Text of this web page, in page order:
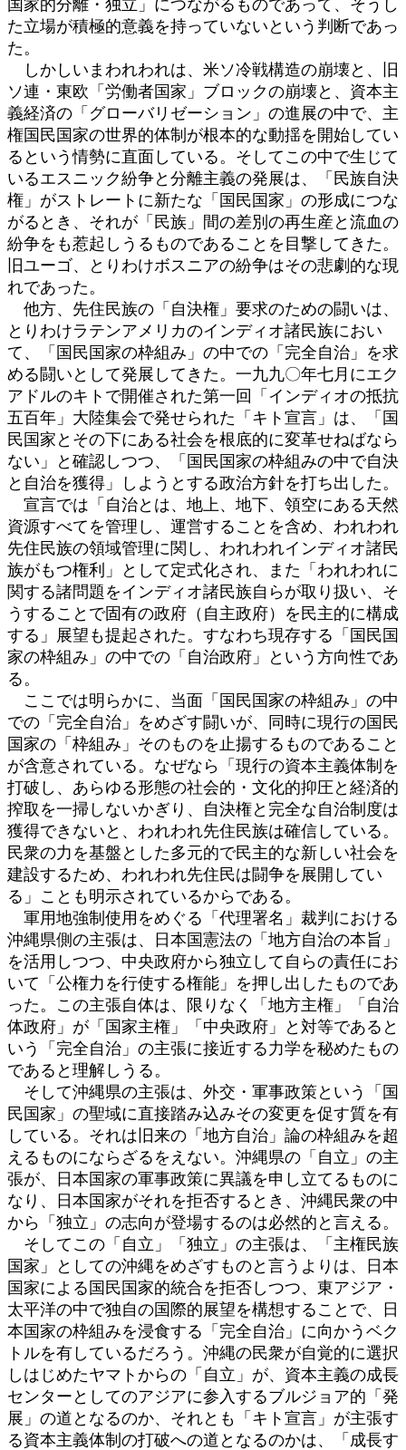
国家的分離・独立」につながるものであって、そうし
た立場が積極的意義を持っていないという判断であっ
た。
しかしいまわれわれは、米ソ冷戦構造の崩壊と、旧
ソ連・東欧「労働者国家」ブロックの崩壊と、資本主
義経済の「グローバリゼーション」の進展の中で、主
権国民国家の世界的体制が根本的な動揺を開始してい
るという情勢に直面している。そしてこの中で生じて
いるエスニック紛争と分離主義の発展は、「民族自決
権」がストレートに新たな「国民国家」の形成につな
がるとき、それが「民族」間の差別の再生産と流血の
紛争をも惹起しうるものであることを目撃してきた。
旧ユーゴ、とりわけボスニアの紛争はその悲劇的な現
れであった。
他方、先住民族の「自決権」要求のための闘いは、
とりわけラテンアメリカのインディオ諸民族におい
て、「国民国家の枠組み」の中での「完全自治」を求
める闘いとして発展してきた。一九九〇年七月にエク
アドルのキトで開催された第一回「インディオの抵抗
五百年」大陸集会で発せられた「キト宣言」は、「国
民国家とその下にある社会を根底的に変革せねばなら
ない」と確認しつつ、「国民国家の枠組みの中で自決
と自治を獲得」しようとする政治方針を打ち出した。
宣言では「自治とは、地上、地下、領空にある天然
資源すべてを管理し、運営することを含め、われわれ
先住民族の領域管理に関し、われわれインディオ諸民
族がもつ権利」として定式化され、また「われわれに
関する諸問題をインディオ諸民族自らが取り扱い、そ
うすることで固有の政府（自主政府）を民主的に構成
する」展望も提起された。すなわち現存する「国民国
家の枠組み」の中での「自治政府」という方向性であ
る。
ここでは明らかに、当面「国民国家の枠組み」の中
での「完全自治」をめざす闘いが、同時に現行の国民
国家の「枠組み」そのものを止揚するものであること
が含意されている。なぜなら「現行の資本主義体制を
打破し、あらゆる形態の社会的・文化的抑圧と経済的
搾取を一掃しないかぎり、自決権と完全な自治制度は
獲得できないと、われわれ先住民族は確信している。
民衆の力を基盤とした多元的で民主的な新しい社会を
建設するため、われわれ先住民は闘争を展開してい
る」ことも明示されているからである。
軍用地強制使用をめぐる「代理署名」裁判における
沖縄県側の主張は、日本国憲法の「地方自治の本旨」
を活用しつつ、中央政府から独立して自らの責任にお
いて「公権力を行使する権能」を押し出したものであ
った。この主張自体は、限りなく「地方主権」「自治
体政府」が「国家主権」「中央政府」と対等であると
いう「完全自治」の主張に接近する力学を秘めたもの
であると理解しうる。
そして沖縄県の主張は、外交・軍事政策という「国
民国家」の聖域に直接踏み込みその変更を促す質を有
している。それは旧来の「地方自治」論の枠組みを超
えるものにならざるをえない。沖縄県の「自立」の主
張が、日本国家の軍事政策に異議を申し立てるものに
なり、日本国家がそれを拒否するとき、沖縄民衆の中
から「独立」の志向が登場するのは必然的と言える。
そしてこの「自立」「独立」の主張は、「主権民族
国家」としての沖縄をめざすものと言うよりは、日本
国家による国民国家的統合を拒否しつつ、東アジア・
太平洋の中で独自の国際的展望を構想することで、日
本国家の枠組みを浸食する「完全自治」に向かうベク
トルを有しているだろう。沖縄の民衆が自覚的に選択
しはじめたヤマトからの「自立」が、資本主義の成長
センターとしてのアジアに参入するブルジョア的「発
展」の道となるのか、それとも「キト宣言」が主張す
る資本主義体制の打破への道となるのかは、「成長す